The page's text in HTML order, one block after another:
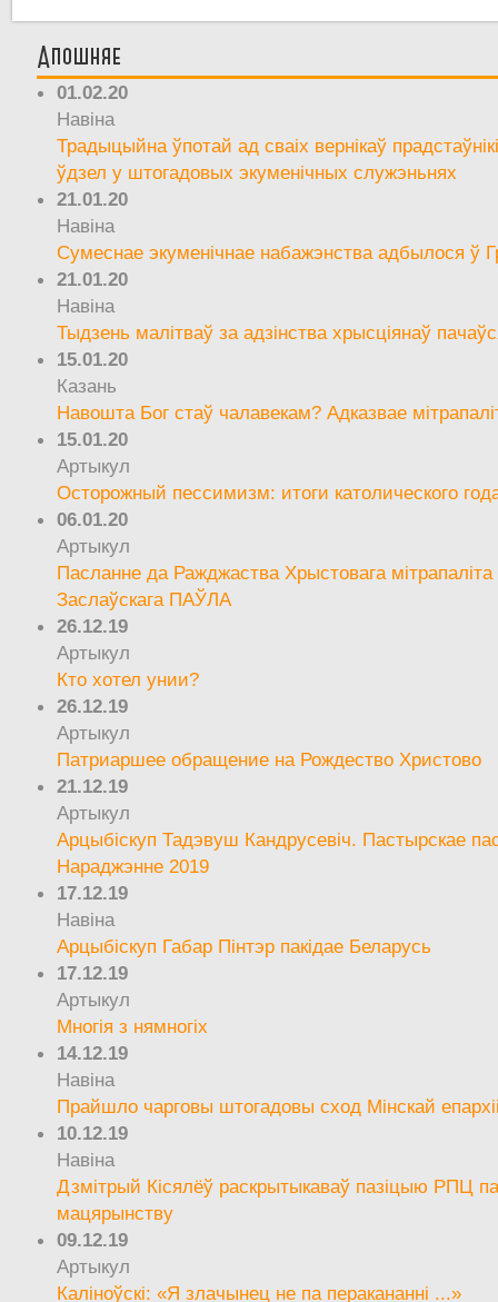
Апошняе
01.02.20
Навіна
Традыцыйна ўпотай ад сваіх вернікаў
ўдзел у штогадовых экуменічных служэньнях
21.01.20
Навіна
Сумеснае экуменічнае набажэнства адбылося ў
21.01.20
Навіна
Тыдзень малітваў за адзінства хрысціянаў
15.01.20
Казань
Навошта Бог стаў чалавекам? Адказвае
15.01.20
Артыкул
Осторожный пессимизм: итоги католического
06.01.20
Артыкул
Пасланне да Ражджаства Хрыстовага мітрапаліта
Заслаўскага ПАЎЛА
26.12.19
Артыкул
Кто хотел унии?
26.12.19
Артыкул
Патриаршее обращение на Рождество Христово
21.12.19
Артыкул
Арцыбіскуп Тадэвуш Кандрусевіч. Пастырскае
Нараджэнне 2019
17.12.19
Навіна
Арцыбіскуп Габар Пінтэр пакідае Беларусь
17.12.19
Артыкул
Многія з нямногіх
14.12.19
Навіна
Прайшло чарговы штогадовы сход Мінскай
10.12.19
Навіна
Дзмітрый Кісялёў раскрытыкаваў пазіцыю РПЦ
мацярынству
09.12.19
Артыкул
Каліноўскі: «Я злачынец не па перакананні ...»